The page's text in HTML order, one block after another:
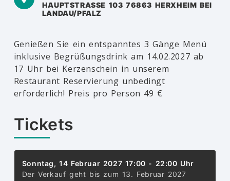
HAUPTSTRASSE 103 76863 HERXHEIM BEI
LANDAU/PFALZ
Genießen Sie ein entspanntes 3 Gänge Menü
inklusive Begrüßungsdrink am 14.02.2027 ab
17 Uhr bei Kerzenschein in unserem
Restaurant Reservierung unbedingt
erforderlich! Preis pro Person 49 €
Tickets
Sonntag, 14 Februar 2027 17:00 - 22:00 Uhr
Der Verkauf geht bis zum 13. Februar 2027